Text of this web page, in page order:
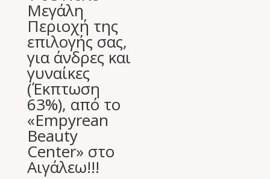
Μεγάλη
Περιοχή της
επιλογής σας,
για άνδρες και
γυναίκες
(Έκπτωση
63%), από το
«Empyrean
Beauty
Center» στο
Αιγάλεω!!!